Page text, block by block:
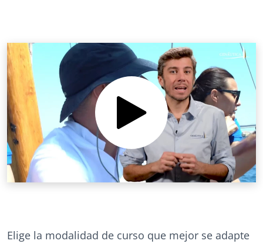
Elige la modalidad de curso que mejor se adapte